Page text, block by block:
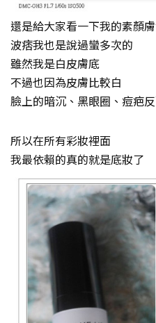
還是給大家看一下我的素顏
波痞我也是說過蠻多次的
雖然我是白皮膚底
不過也因為皮膚比較白
臉上的暗沉、黑眼圈、痘疤
所以在所有彩妝裡面
我最依賴的真的就是底妝了